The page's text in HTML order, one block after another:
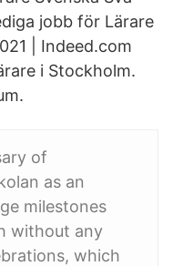
jobb för Lärare
| Indeed.com
i Stockholm.
of
as an
milestones
without any
which